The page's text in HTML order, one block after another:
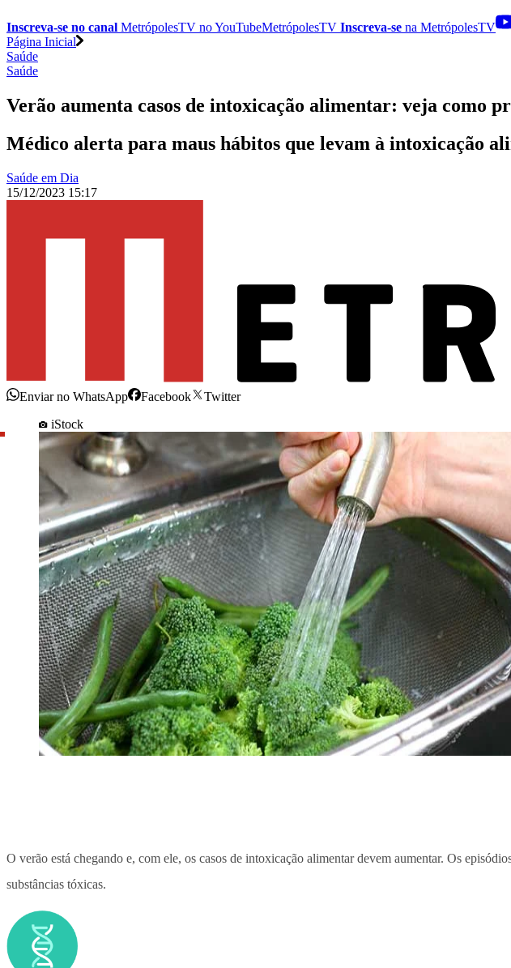
Inscreva-se no canal MetrópolesTV noYouTubeMetrópolesTV Inscreva-se na MetrópolesTV
Página Inicial
Saúde
Saúde
Verão aumenta casos de intoxicação alimentar: veja como
Médico alerta para maus hábitos que levam à intoxicação
Saúde em Dia
15/12/2023 15:17
Enviar no WhatsApp Facebook
Twitter
iStock
O verão está chegando e, com ele, os casos de intoxicação alimentar devem aumentar. Os
substâncias tóxicas.